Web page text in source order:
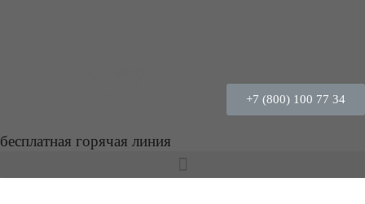
+7 (800) 100 77 34
бесплатная горячая линия